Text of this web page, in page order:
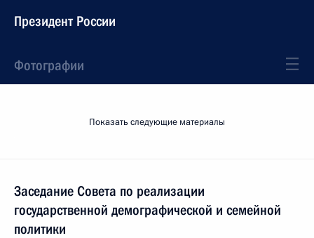
Президент России
Фотографии
Показать следующие материалы
Заседание Совета по реализации
государственной демографической и семейной
политики